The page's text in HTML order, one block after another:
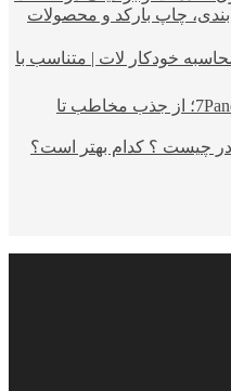
چاپ بارکد و محصولات
خودکار لات | متناسب با
خدمات شبکه‌های اجتماعی 7Panel؛ از جذب مخاطب تا
چیست ؟ کدام بهتر است؟